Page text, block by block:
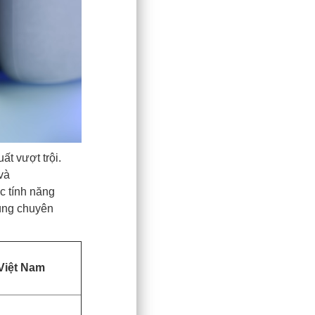
vượt trội.
tính năng
chuyên
Nam